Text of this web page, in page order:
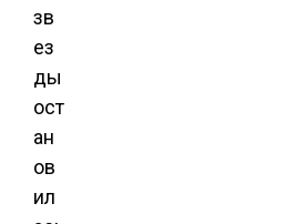
зв
ез
ды
ост
ан
ов
ил